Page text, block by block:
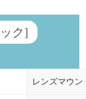
ク]
レンズマウン